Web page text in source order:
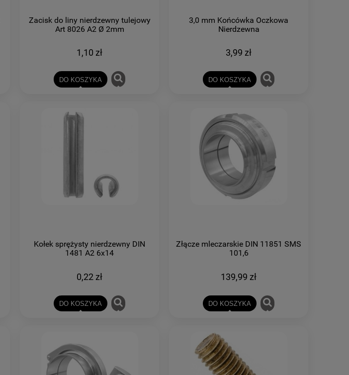
Zacisk do liny nierdzewny tulejowy
Art 8026 A2 Ø 2mm
1,10 zł
DO KOSZYKA
3,0 mm Końcówka Oczkowa
Nierdzewna
3,99 zł
DO KOSZYKA
Kołek sprężysty nierdzewny DIN
1481 A2 6x14
0,22 zł
DO KOSZYKA
Złącze mleczarskie DIN 11851 SMS
101,6
139,99 zł
DO KOSZYKA